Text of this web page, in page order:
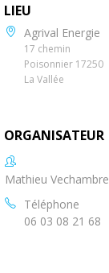
LIEU
Agrival Energie
17 chemin
Poisonnier 17250
La Vallée
ORGANISATEUR
Mathieu Vechambre
Téléphone
06 03 08 21 68